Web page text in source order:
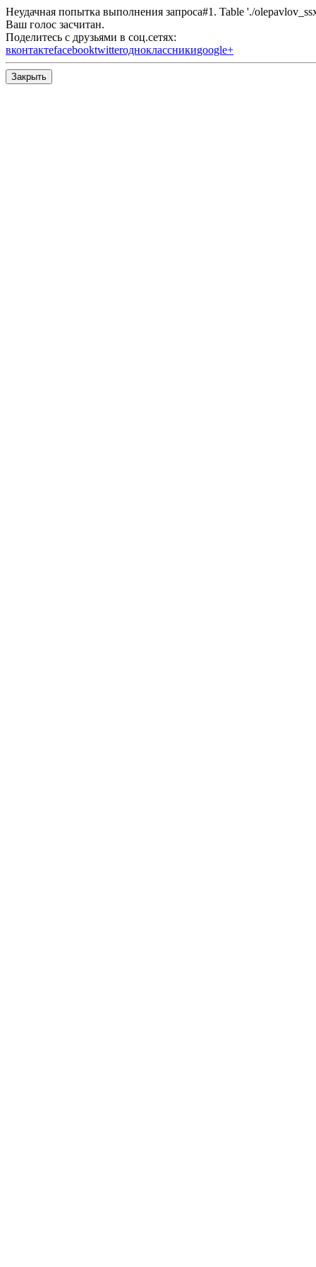
Неудачная попытка выполнения запроса#1. Table './
Ваш голос засчитан.
Поделитесь с друзьями в соц.сетях:
вконтактеfacebooktwitterодноклассникиgoogle+